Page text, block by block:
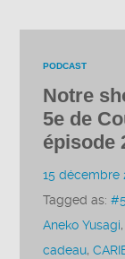
PODCAST
Notre
5e de
épisode
15 décembre
Tagged as:
Aneko Yusagi
cadeau,